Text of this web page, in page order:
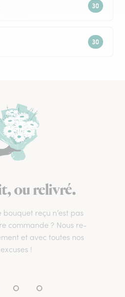
ou relivré.
reçu n’est pas
commande ? Nous re-
et avec toutes nos
excuses !